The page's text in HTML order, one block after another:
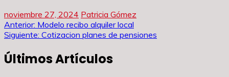
noviembre 27, 2024 Patricia Gómez
Navegación
entradas
Anterior: Modelo recibo alquiler local
Siguiente: Cotizacion planes de pensiones
Últimos Artículos